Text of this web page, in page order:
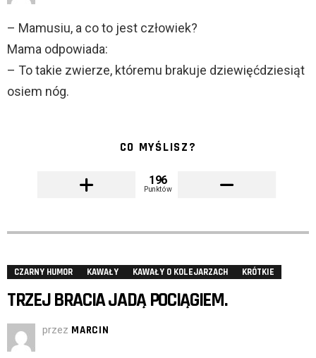
– Mamusiu, a co to jest człowiek?
Mama odpowiada:
– To takie zwierze, któremu brakuje dziewięćdziesiąt
osiem nóg.
CO MYŚLISZ?
196
Punktów
CZARNY HUMOR KAWAŁY KAWAŁY O KOLEJARZACH KRÓTKIE
TRZEJ BRACIA JADĄ POCIĄGIEM.
przez MARCIN